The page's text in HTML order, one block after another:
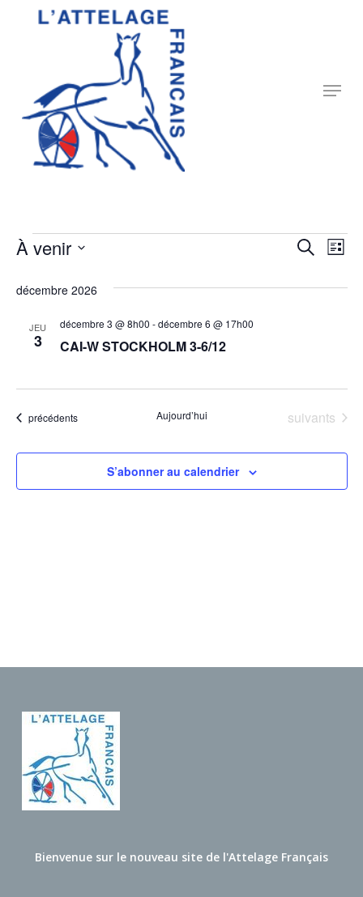
Menu
Évènements
et
vues
Recherche
Liste
À venir
une
décembre 2026
JEU
3 CAI-W STOCKHOLM 3-6/12
décembre 3 @ 8h00 -décembre 6 @ 17h00
Évènements
précédents Aujourd’hui Évènements
suivants
S’abonner au calendrier
Bienvenue sur le nouveau site de l'Attelage Français